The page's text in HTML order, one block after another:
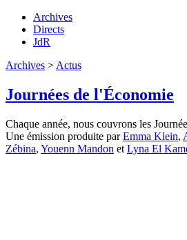
Archives
Directs
JdR
Archives > Actus
Journées de l'Économie
Chaque année, nous couvrons les
Une émission produite parEmma Klein,
Zébina, Youenn Mandon et Lyna El